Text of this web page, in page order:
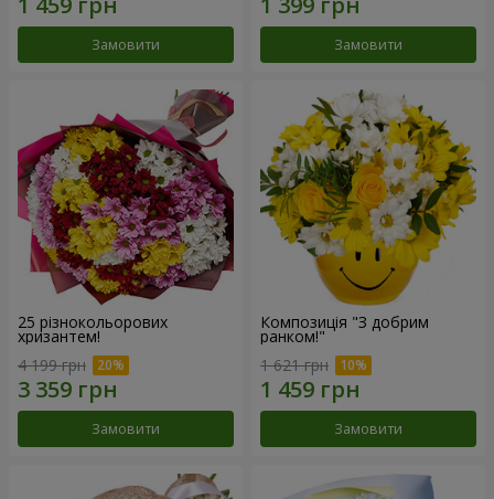
Замовити Замовити
25 різнокольорових
хризантем!
4 199 грн
Замовити
Композиція "З добрим
ранком!"
1 621 грн
Замовити